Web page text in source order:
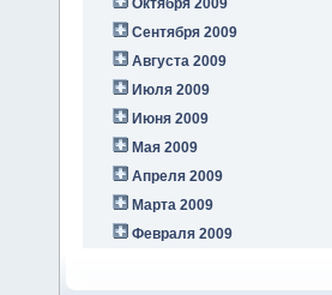
Октября 2009
Сентября 2009
Августа 2009
Июля 2009
Июня 2009
Мая 2009
Апреля 2009
Марта 2009
Февраля 2009